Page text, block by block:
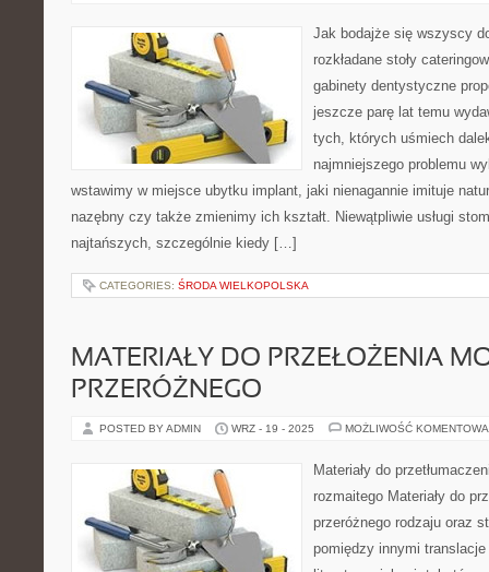
Jak bodajże się wszyscy
rozkładane stoły
gabinety dentystyczne
jeszcze parę lat temu
tych, których uśmiech
najmniejszego problemu
wstawimy w miejsce ubytku implant, jaki nienagannie imituje
nazębny czy także zmienimy ich kształt. Niewątpliwie usługi
najtańszych, szczególnie kiedy […]
CATEGORIES: ŚRODA WIELKOPOLSKA
MATERIAŁY DO PRZEŁOŻENIA
PRZERÓŻNEGO
POSTED BY ADMIN WRZ - 19 - 2025 MOŻLIWOŚĆ
Materiały do
rozmaitego Materiały do
przeróżnego rodzaju oraz
pomiędzy innymi